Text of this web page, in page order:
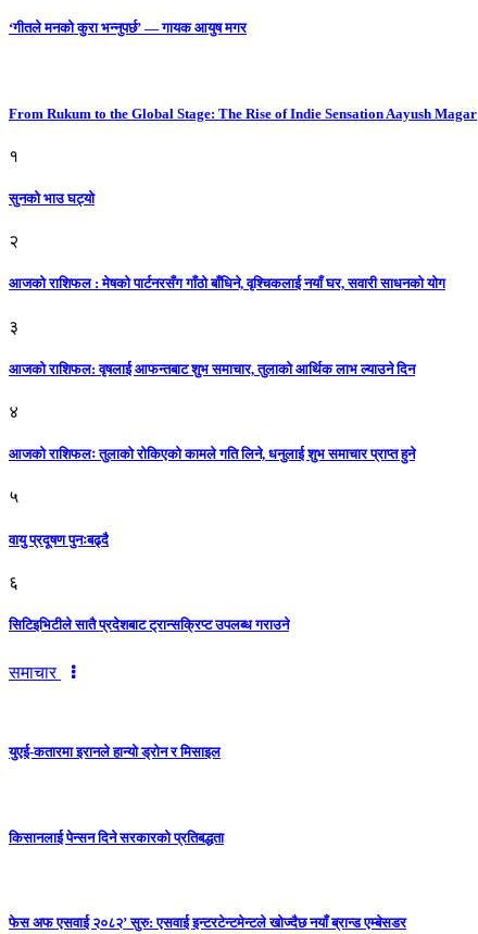
‘गीतले मनको कुरा भन्नुपर्छ’ — गायक आयुष मगर
From Rukum to the Global Stage: The Rise of Indie Sensation Aayush Magar
१
सुनको भाउ घट्याे
२
आजको राशिफल : मेषको पार्टनरसँग गाँठो बाँधिने, वृश्चिकलाई नयाँ घर, सवारी साधनकाे याेग
३
आजकाे राशिफल: वृषलाई आफन्तबाट शुभ समाचार, तुलाकाे आर्थिक लाभ ल्याउने दिन
४
आजको राशिफलः तुलाकाे रोकिएको कामले गति लिने, धनुलाई शुभ समाचार प्राप्त हुने
५
वायु प्रदूषण पुनःबढ्दै
६
सिटिइभिटीले सातै प्रदेशबाट ट्रान्सक्रिप्ट उपलब्ध गराउने
समाचार
युएई-कतारमा इरानले हान्यो ड्रोन र मिसाइल
किसानलाई पेन्सन दिने सरकारको प्रतिबद्धता
फेस अफ एसवाई २०८२’ सुरु: एसवाई इन्टरटेन्टमेन्टले खोज्दैछ नयाँ ब्रान्ड एम्बेसडर